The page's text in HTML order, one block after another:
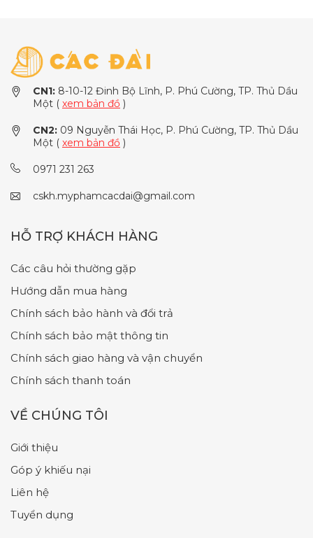
CN1: 8-10-12 Đinh Bộ Lĩnh, P. Phú Cường, TP. Thủ Dầu
Một ( xem bản đồ )
CN2: 09 Nguyễn Thái Học, P. Phú Cường, TP. Thủ Dầu
Một ( xem bản đồ )
0971 231 263
cskh.myphamcacdai@gmail.com
HỖ TRỢ KHÁCH HÀNG
Các câu hỏi thường gặp
Hướng dẫn mua hàng
Chính sách bảo hành và đổi trả
Chính sách bảo mật thông tin
Chính sách giao hàng và vận chuyển
Chính sách thanh toán
VỀ CHÚNG TÔI
Giới thiệu
Góp ý khiếu nại
Liên hệ
Tuyển dụng